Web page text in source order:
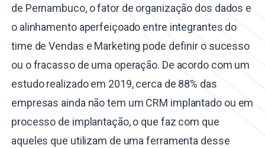
de Pernambuco, o fator de organização dos dados e
o alinhamento aperfeiçoado entre integrantes do
time de Vendas e Marketing pode definir o sucesso
ou o fracasso de uma operação. De acordo com um
estudo realizado em 2019, cerca de 88% das
empresas ainda não tem um CRM implantado ou em
processo de implantação, o que faz com que
aqueles que utilizam de uma ferramenta desse